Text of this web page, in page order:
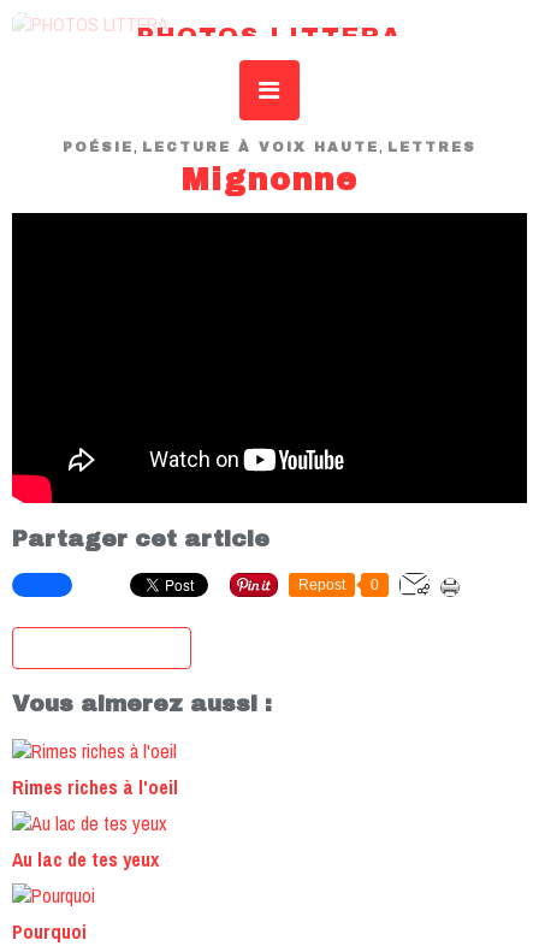
PHOTOS LITTERA
REVUE DE L’IDSAR – INSTITUT DROIT SCIENCES ART RECHERCHE
POÉSIE, LECTURE À VOIX HAUTE, LETTRES
Mignonne
Partager cet article
Repost 0
Vous aimerez aussi :
Rimes riches à l'oeil
Au lac de tes yeux
Pourquoi